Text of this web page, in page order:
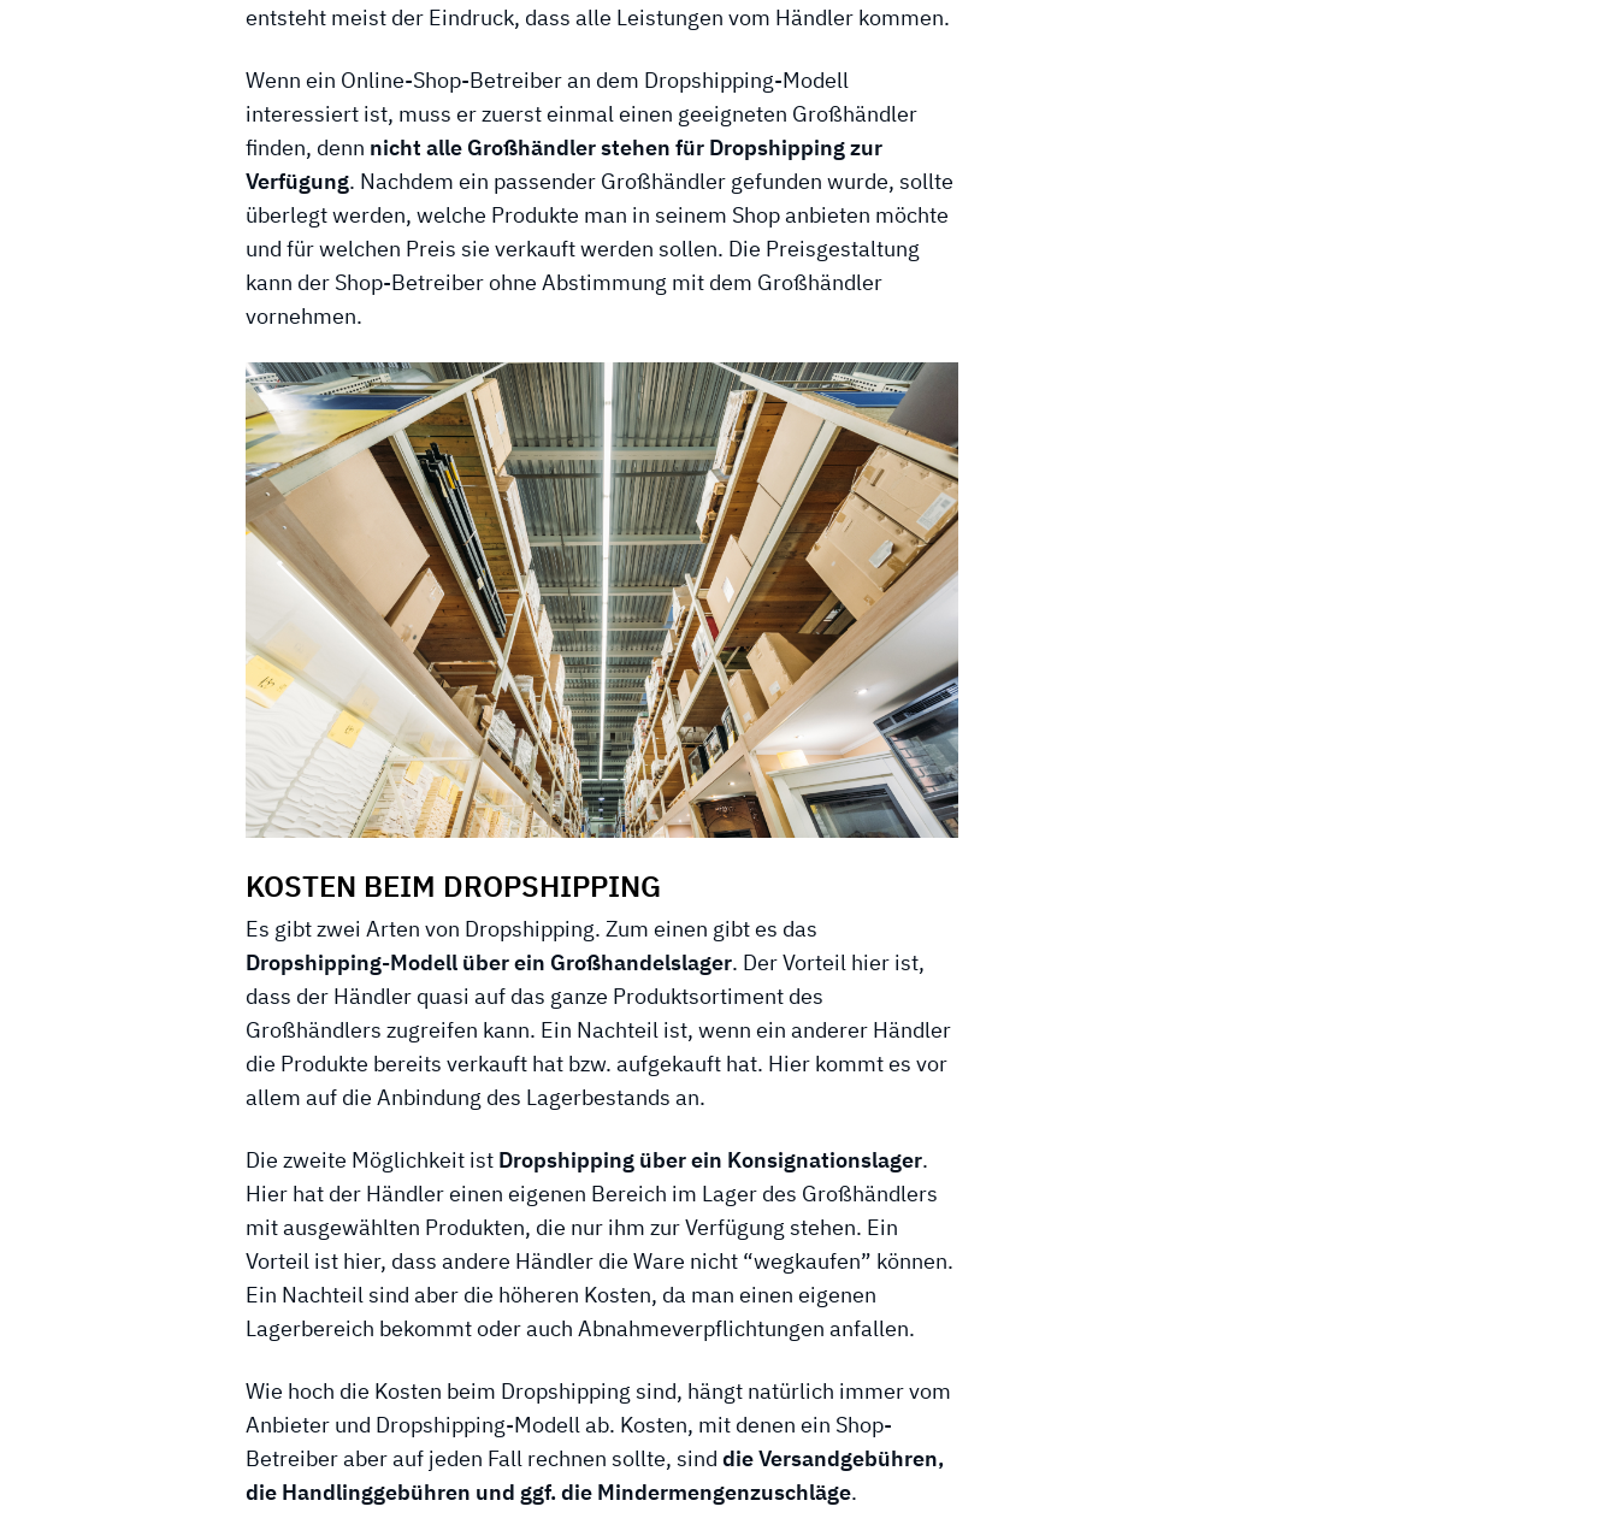
entsteht meist der Eindruck, dass alle Leistungen vom Händler kommen.
Wenn ein Online-Shop-Betreiber an dem Dropshipping-Modell
interessiert ist, muss er zuerst einmal einen geeigneten Großhändler
finden, denn nicht alle Großhändler stehen für Dropshipping zur
Verfügung. Nachdem ein passender Großhändler gefunden wurde, sollte
überlegt werden, welche Produkte man in seinem Shop anbieten möchte
und für welchen Preis sie verkauft werden sollen. Die Preisgestaltung
kann der Shop-Betreiber ohne Abstimmung mit dem Großhändler
vornehmen.
KOSTEN BEIM DROPSHIPPING
Es gibt zwei Arten von Dropshipping. Zum einen gibt es das
Dropshipping-Modell über ein Großhandelslager. Der Vorteil hier ist,
dass der Händler quasi auf das ganze Produktsortiment des
Großhändlers zugreifen kann. Ein Nachteil ist, wenn ein anderer Händler
die Produkte bereits verkauft hat bzw. aufgekauft hat. Hier kommt es vor
allem auf die Anbindung des Lagerbestands an.
Die zweite Möglichkeit ist Dropshipping über ein Konsignationslager.
Hier hat der Händler einen eigenen Bereich im Lager des Großhändlers
mit ausgewählten Produkten, die nur ihm zur Verfügung stehen. Ein
Vorteil ist hier, dass andere Händler die Ware nicht “wegkaufen” können.
Ein Nachteil sind aber die höheren Kosten, da man einen eigenen
Lagerbereich bekommt oder auch Abnahmeverpflichtungen anfallen.
Wie hoch die Kosten beim Dropshipping sind, hängt natürlich immer vom
Anbieter und Dropshipping-Modell ab. Kosten, mit denen ein Shop-
Betreiber aber auf jeden Fall rechnen sollte, sind die Versandgebühren,
die Handlinggebühren und ggf. die Mindermengenzuschläge.